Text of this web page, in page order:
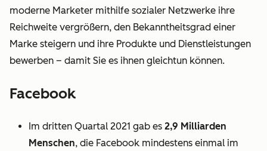
moderne Marketer mithilfe sozialer Netzwerke ihre
Reichweite vergrößern, den Bekanntheitsgrad einer
Marke steigern und ihre Produkte und Dienstleistungen
bewerben – damit Sie es ihnen gleichtun können.
Facebook
Im dritten Quartal 2021 gab es 2,9 Milliarden
Menschen, die Facebook mindestens einmal im